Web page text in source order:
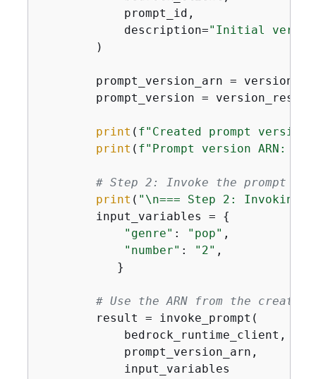
            prompt_id,
            description=
"Initial
        )
prompt_version_arn =
prompt_version =
print ( f"Created prompt
print ( f"Prompt version ARN:
# Step 2: Invoke the prompt
print ( "\n=== Step 2: Invoking
        input_variables =
{
"genre" : "pop" ,
"number" : "2" ,
           }
# Use the ARN from the
        result = invoke_prompt(
            bedrock_runtime_client,
            prompt_version_arn,
            input_variables